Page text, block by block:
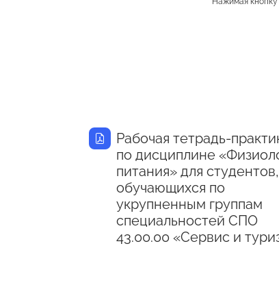
Рабочая тетрадь-
по дисциплине
питания» для студентов,
обучающихся по
укрупненным группам
специальностей СПО
43.00.00 «Сервис и